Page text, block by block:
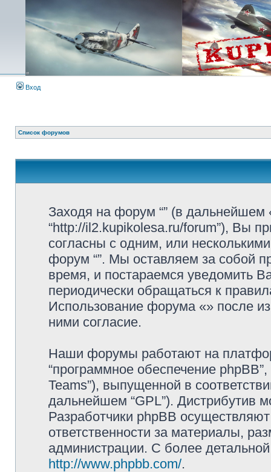
Вход
Список форумов
Заходя на форум “” (в дальнейшем
“http://il2.kupikolesa.ru/forum”), Вы
согласны с одним, или
форум “”. Мы оставляем за собой
время, и постараемся уведомить
периодически обращаться к
Использование форума «» после
ними согласие.
Наши форумы работают на
“программное обеспечение
Teams”), выпущенной в
дальнейшем “GPL”). Дистрибутив
Разработчики phpBB
ответственности за материалы,
администрации. С более
http://www.phpbb.com/.